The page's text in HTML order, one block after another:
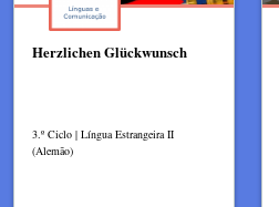
Herzlichen Glückwunsch
3.º Ciclo | Língua Estrangeira II
(Alemão)